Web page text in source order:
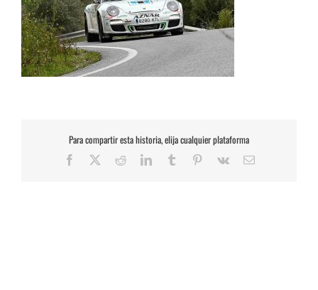
Para compartir esta historia, elija cualquier plataforma
Facebook RedditLinkedInTumblr Pinterest
Vk
Correo